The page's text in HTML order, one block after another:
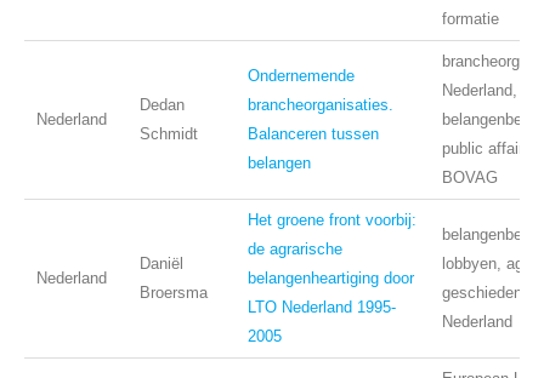
formatie
Nederland
Dedan
Schmidt
Ondernemende
brancheorganisaties.
Balanceren tussen
belangen
Nederland,
public affairs,
BOVAG
Nederland
Daniël
Broersma
Het groene front voorbij:
de agrarische
belangenheartiging door
LTO Nederland 1995-
2005
lobbyen,
geschiedenis,
Nederland